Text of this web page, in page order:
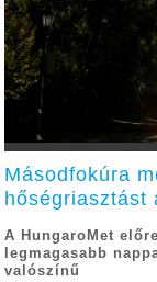
Másodfokúra
hőségriasztást
A HungaroMet
legmagasabb
valószínű